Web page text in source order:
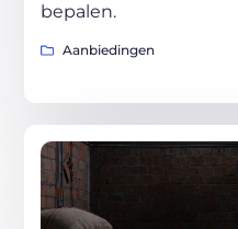
bepalen.
Aanbiedingen